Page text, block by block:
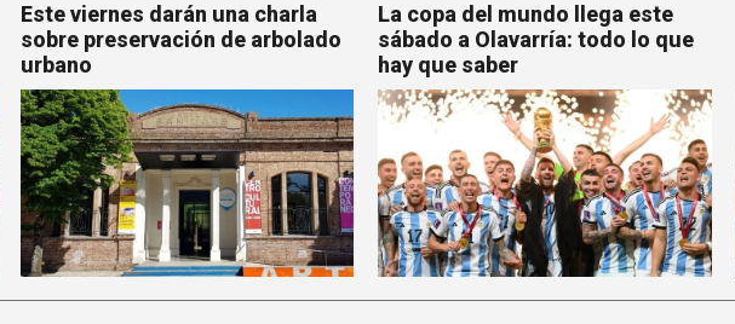
Este viernes darán una charla
sobre preservación de arbolado
urbano
La copa del mundo llega este
sábado a Olavarría: todo lo que
hay que saber